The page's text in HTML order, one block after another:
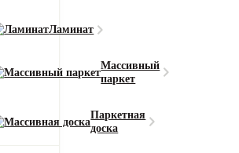
Ламинат
Массивный
паркет
Паркетная
доска